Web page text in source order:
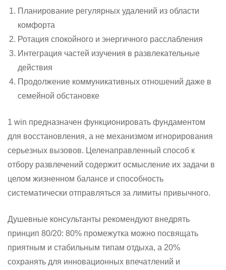
Планирование регулярных удалений из области
комфорта
Ротация спокойного и энергичного расслабления
Интеграция частей изучения в развлекательные
действия
Продолжение коммуникативных отношений даже в
семейной обстановке
1 win предназначен функционировать фундаментом
для восстановления, а не механизмом игнорирования
серьезных вызовов. Целенаправленный способ к
отбору развлечений содержит осмысление их задачи в
целом жизненном балансе и способность
систематически отправляться за лимиты привычного.
Душевные консультанты рекомендуют внедрять
принцип 80/20: 80% промежутка можно посвящать
приятным и стабильным типам отдыха, а 20%
сохранять для инновационных впечатлений и